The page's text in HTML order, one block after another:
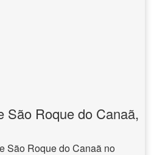
São Roque do Canaã,
São Roque do Canaã no